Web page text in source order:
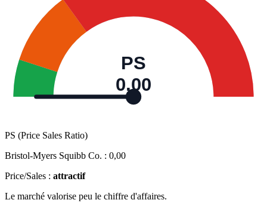
PS
0,00
PS (Price Sales Ratio)
Bristol-Myers Squibb Co. : 0,00
Price/Sales : attractif
Le marché valorise peu le chiffre d'affaires.